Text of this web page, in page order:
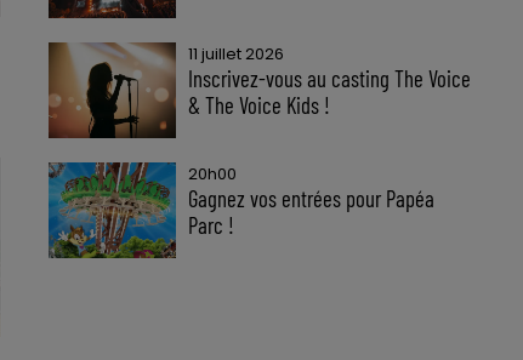
11 juillet 2026
Inscrivez-vous au casting The Voice
& The Voice Kids !
20h00
Gagnez vos entrées pour Papéa
Parc !